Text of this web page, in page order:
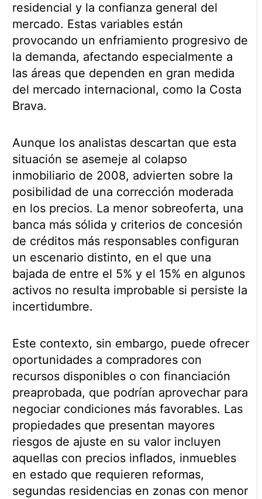
residencial y la confianza general del
mercado. Estas variables están
provocando un enfriamiento progresivo de
la demanda, afectando especialmente a
las áreas que dependen en gran medida
del mercado internacional, como la Costa
Brava.
Aunque los analistas descartan que esta
situación se asemeje al colapso
inmobiliario de 2008, advierten sobre la
posibilidad de una corrección moderada
en los precios. La menor sobreoferta, una
banca más sólida y criterios de concesión
de créditos más responsables configuran
un escenario distinto, en el que una
bajada de entre el 5% y el 15% en algunos
activos no resulta improbable si persiste la
incertidumbre.
Este contexto, sin embargo, puede ofrecer
oportunidades a compradores con
recursos disponibles o con financiación
preaprobada, que podrían aprovechar para
negociar condiciones más favorables. Las
propiedades que presentan mayores
riesgos de ajuste en su valor incluyen
aquellas con precios inflados, inmuebles
en estado que requieren reformas,
segundas residencias en zonas con menor